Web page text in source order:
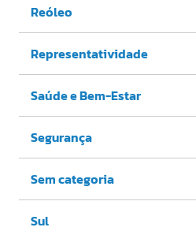
Reóleo
Representatividade
Saúde e Bem-Estar
Segurança
Sem categoria
Sul